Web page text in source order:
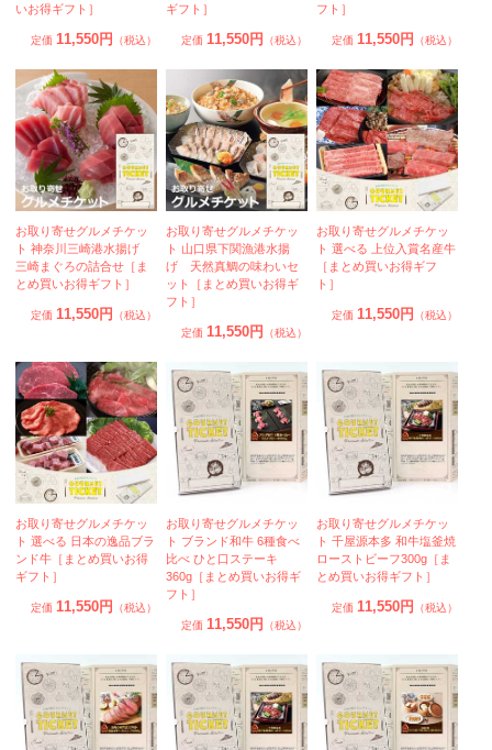
いお得ギフト］
定価 11,550円 （税込）
ギフト］
定価 11,550円 （税込）
フト］
定価 11,550円 （税込）
お取り寄せグルメチケッ
ト 神奈川三崎港水揚げ
三崎まぐろの詰合せ［ま
とめ買いお得ギフト］
定価 11,550円 （税込）
お取り寄せグルメチケッ
ト 山口県下関漁港水揚
げ 天然真鯛の味わいセ
ット［まとめ買いお得ギ
フト］
定価 11,550円 （税込）
お取り寄せグルメチケッ
ト 選べる 上位入賞名産牛
［まとめ買いお得ギフ
ト］
定価 11,550円 （税込）
お取り寄せグルメチケッ
ト 選べる 日本の逸品ブラ
ンド牛［まとめ買いお得
ギフト］
定価 11,550円 （税込）
お取り寄せグルメチケッ
ト ブランド和牛 6種食べ
比べ ひと口ステーキ
360g［まとめ買いお得ギ
フト］
定価 11,550円 （税込）
お取り寄せグルメチケッ
ト 千屋源本多 和牛塩釜焼
ローストビーフ300g［ま
とめ買いお得ギフト］
定価 11,550円 （税込）